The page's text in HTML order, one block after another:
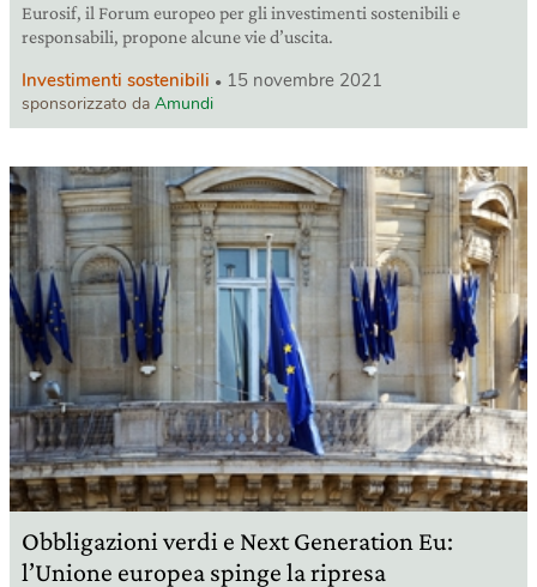
Eurosif, il Forum europeo per gli investimenti sostenibili e
responsabili, propone alcune vie d’uscita.
Investimenti sostenibili 15 novembre 2021
sponsorizzato da Amundi
Obbligazioni verdi e Next Generation Eu:
l’Unione europea spinge la ripresa